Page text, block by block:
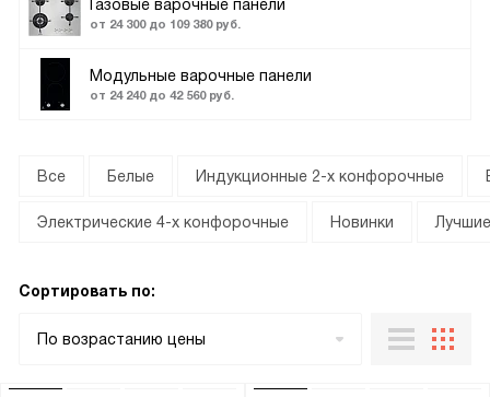
Газовые варочные панели
от 24 300 до 109 380 руб.
Модульные варочные панели
от 24 240 до 42 560 руб.
Все Белые Индукционные 2-х конфорочные
Электрические 4-х конфорочные Новинки Лучшие
Сортировать по:
По возрастанию цены